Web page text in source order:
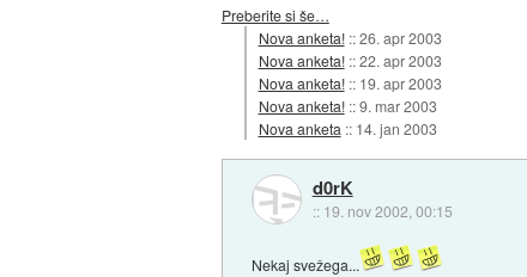
Preberite si še…
Nova anketa! ::26. apr 2003
Nova anketa! ::22. apr 2003
Nova anketa! :: 19. apr 2003
Nova anketa! ::9. mar 2003
Nova anketa :: 14. jan 2003
d0rK
:: 19. nov 2002, 00:15
Nekaj svežega...